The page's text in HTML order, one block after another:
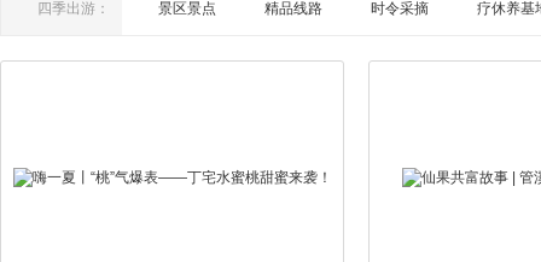
四季出游： 景区景点 精品线路 时令采摘 疗休养基